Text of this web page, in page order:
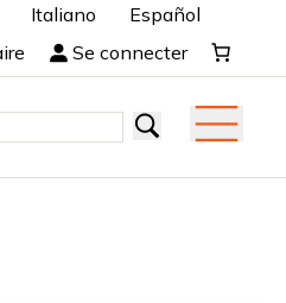
Italiano
Español
Se connecter